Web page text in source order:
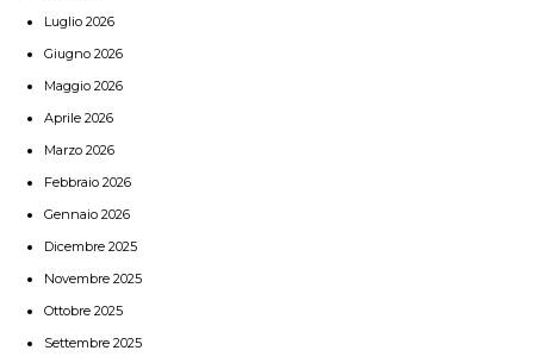
Luglio 2026
Giugno 2026
Maggio 2026
Aprile 2026
Marzo 2026
Febbraio 2026
Gennaio 2026
Dicembre 2025
Novembre 2025
Ottobre 2025
Settembre 2025